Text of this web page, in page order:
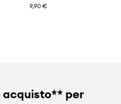
9,90 €
acquisto** per